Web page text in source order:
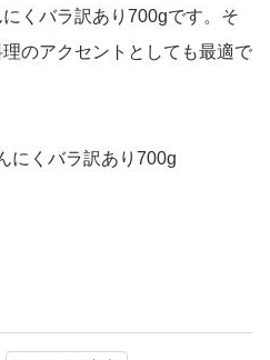
くバラ訳あり700gです。そ
のアクセントとしても最適で
にくバラ訳あり700g
イトR7年度産（新物）